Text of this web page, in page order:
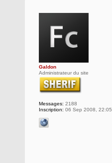
Galdon
Administrateur du site
Messages: 2188
Inscription: 06 Sep 2008, 22:05